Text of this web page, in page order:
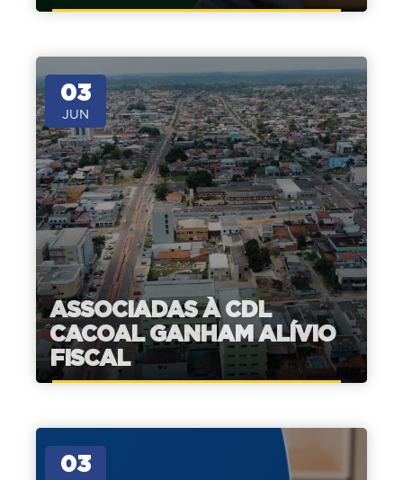
03
JUN
ASSOCIADAS À CDL
CACOAL GANHAM ALÍVIO
FISCAL
03